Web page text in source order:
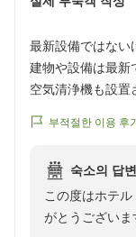
最新設備ではない
建物や設備は最新
空気清浄機も設置
また新宿で泊ま
https://
부적절한 이용 후
숙소의 답변
この度はホテ
がとうございま